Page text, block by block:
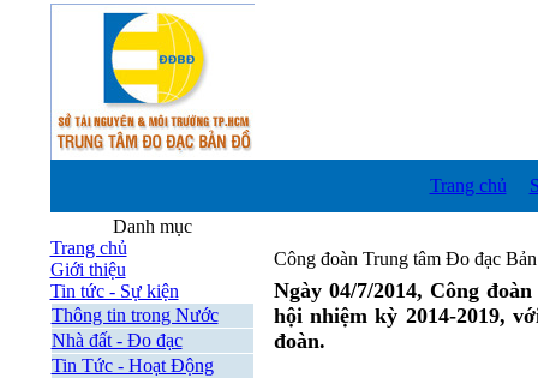
Trang chủ
Danh mục
Trang chủ
Giới thiệu
Tin tức - Sự kiện
Thông tin trong Nước
Nhà đất - Đo đạc
Tin Tức - Hoạt Động
Công đoàn Trung tâm Đo đạc
Ngày 04/7/2014, Công
hội nhiệm kỳ 2014-2019,
đoàn.